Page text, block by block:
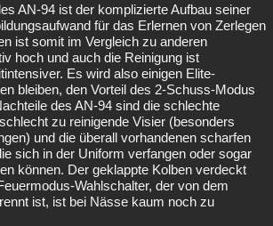
AN-94 ist der komplizierte Aufbau seiner
für das Erlernen von Zerlegen
ist somit im Vergleich zu anderen
hoch und auch die Reinigung ist
Es wird also einigen Elite-
bleiben, den Vorteil des 2-Schuss-Modus
des AN-94 sind die schlechte
zu reinigende Visier (besonders
und die überall vorhandenen scharfen
sich in der Uniform verfangen oder sogar
können. Der geklappte Kolben verdeckt
Wahlschalter, der von dem
ist, ist bei Nässe kaum noch zu